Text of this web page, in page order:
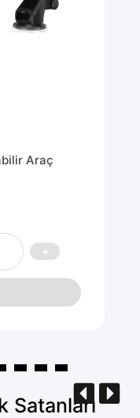
Araç
Satanları